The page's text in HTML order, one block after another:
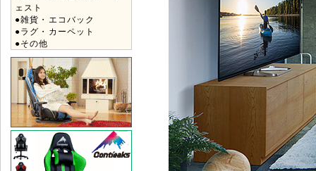
ェスト
●雑貨・エコバック
●ラグ・カーペット
●その他